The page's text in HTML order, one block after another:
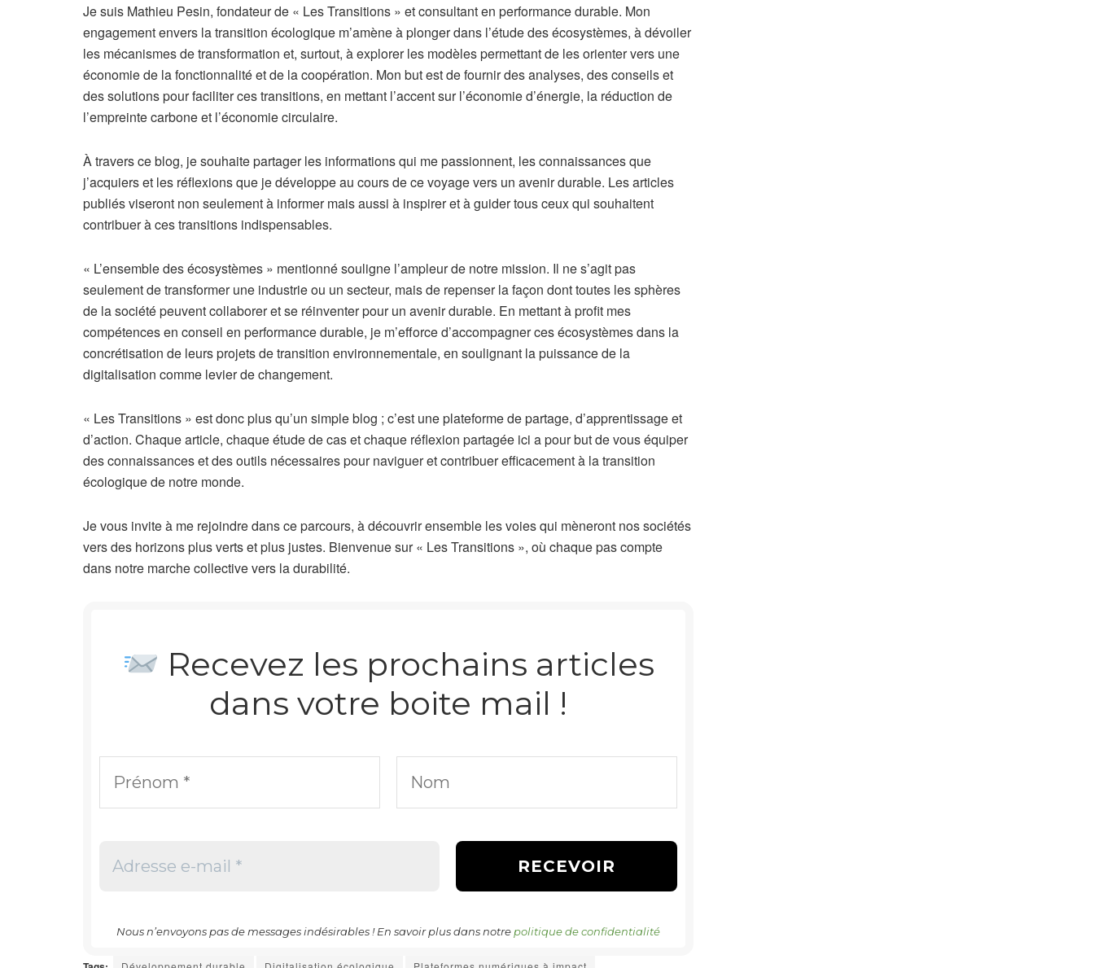
Je suis Mathieu Pesin, fondateur de « Les Transitions » et consultant en performance durable. Mon
engagement envers la transition écologique m’amène à plonger dans l’étude des écosystèmes, à dévoiler
les mécanismes de transformation et, surtout, à explorer les modèles permettant de les orienter vers une
économie de la fonctionnalité et de la coopération. Mon but est de fournir des analyses, des conseils et
des solutions pour faciliter ces transitions, en mettant l’accent sur l’économie d’énergie, la réduction de
l’empreinte carbone et l’économie circulaire.
À travers ce blog, je souhaite partager les informations qui me passionnent, les connaissances que
j’acquiers et les réflexions que je développe au cours de ce voyage vers un avenir durable. Les articles
publiés viseront non seulement à informer mais aussi à inspirer et à guider tous ceux qui souhaitent
contribuer à ces transitions indispensables.
« L’ensemble des écosystèmes » mentionné souligne l’ampleur de notre mission. Il ne s’agit pas
seulement de transformer une industrie ou un secteur, mais de repenser la façon dont toutes les sphères
de la société peuvent collaborer et se réinventer pour un avenir durable. En mettant à profit mes
compétences en conseil en performance durable, je m’efforce d’accompagner ces écosystèmes dans la
concrétisation de leurs projets de transition environnementale, en soulignant la puissance de la
digitalisation comme levier de changement.
« Les Transitions » est donc plus qu’un simple blog ; c’est une plateforme de partage, d’apprentissage et
d’action. Chaque article, chaque étude de cas et chaque réflexion partagée ici a pour but de vous équiper
des connaissances et des outils nécessaires pour naviguer et contribuer efficacement à la transition
écologique de notre monde.
Je vous invite à me rejoindre dans ce parcours, à découvrir ensemble les voies qui mèneront nos sociétés
vers des horizons plus verts et plus justes. Bienvenue sur « Les Transitions », où chaque pas compte
dans notre marche collective vers la durabilité.
Recevez les prochains articles
dans votre boite mail !
Nous n’envoyons pas de messages indésirables ! En savoir plus dans notre politique de confidentialité